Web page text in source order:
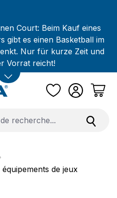
Court: Beim Kauf eines
gibt es einen Basketball im
Nur für kurze Zeit und
Vorrat reicht!
de jeux